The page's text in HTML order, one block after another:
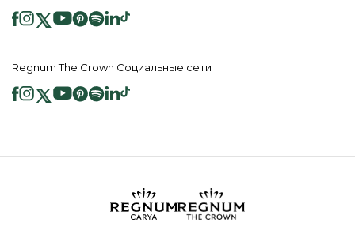
Regnum The Crown Социальные сети